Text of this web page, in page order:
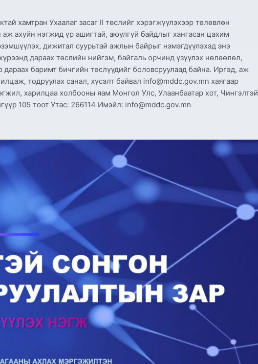
хамтран Ухаалаг засаг II төслийг хэрэгжүүлэхээр төлөвлөн
ахуйн нэгжид үр ашигтай, аюулгүй байдлыг хангасан цахим
дижитал суурьтай ажлын байрыг нэмэгдүүлэхэд энэ
дараах төслийн нийгэм, байгаль орчинд үзүүлэх нөлөөлөл,
баримт бичгийн төслүүдийг боловсруулаад байна. Иргэд, аж
тодруулах санал, хүсэлт байвал info@mddc.gov.mn хаягаар
харилцаа холбооны яам Монгол Улс, Улаанбаатар хот, Чингэлтэй
105 тоот Утас: 266114 Имэйл: info@mddc.gov.mn